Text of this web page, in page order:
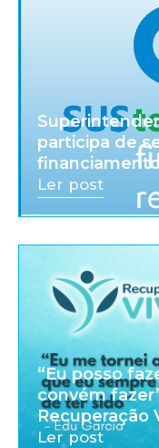
participa de
Ler post
“Eu posso
convém
Recuperação
Ler post